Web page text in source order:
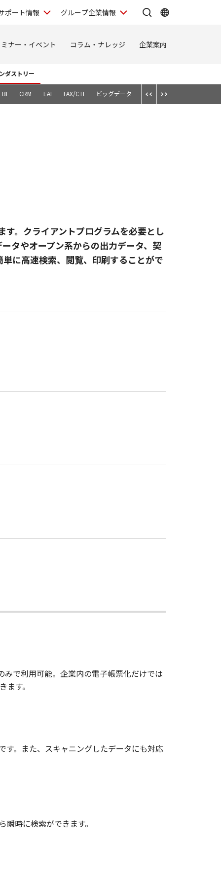
ポート情報 グループ企業情報
ナー・イベント コラム・ナレッジ 企業案内
ダストリー
BI CRM EAI FAX/CTI ビッグデータ スマートデバイス
。クライアントプログラムを必要とし
タやオープン系からの出力データ、契
に高速検索、閲覧、印刷することがで
で利用可能。企業内の電子帳票化だけでは
す。
す。また、スキャニングしたデータにも対応
時に検索ができます。